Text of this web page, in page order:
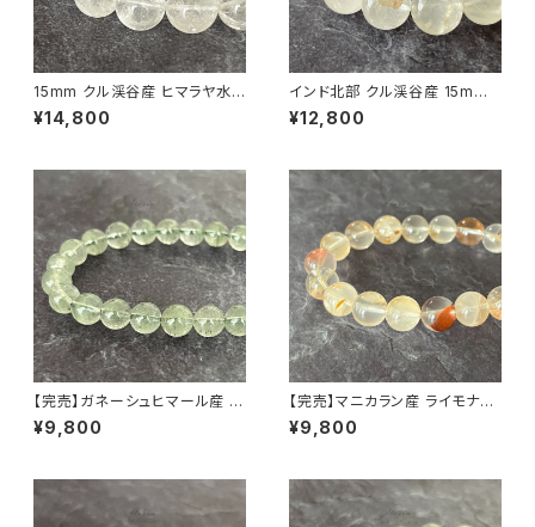
15mm クル渓谷産 ヒマラヤ水
晶 ブレスレット 微細な虹・ライ
モナイト入り【画像現物】
¥14,800
インド北部 クル渓谷産 15mm
ヒマラヤ水晶 ブレスレット【鑑別
済み・画像現物】
¥12,800
【完売】ガネーシュヒマール産 ク
ローライト入り ヒマラヤ水晶 8
mm ブレスレット
¥9,800
【完売】マニカラン産 ライモナイ
ト入りヒマラヤ水晶 11mm ブレ
スレット（一点もの）
¥9,800